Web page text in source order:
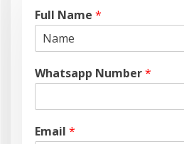
Full Name *
Whatsapp Number*
Email *